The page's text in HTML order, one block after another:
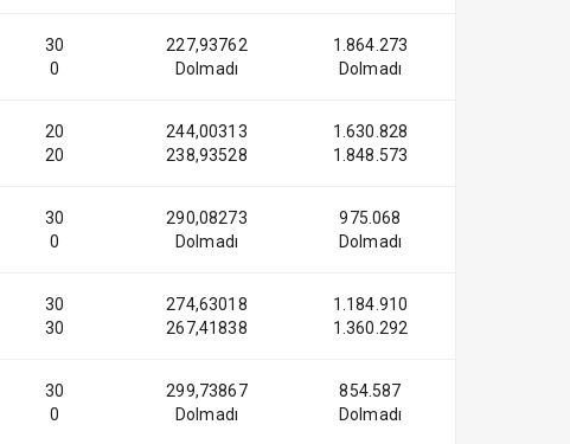
30
0
227,93762
Dolmadı
1.864.273
Dolmadı
20
20
244,00313
238,93528
1.630.828
1.848.573
30
0
290,08273
Dolmadı
975.068
Dolmadı
30
30
274,63018
267,41838
1.184.910
1.360.292
30
0
299,73867
Dolmadı
854.587
Dolmadı